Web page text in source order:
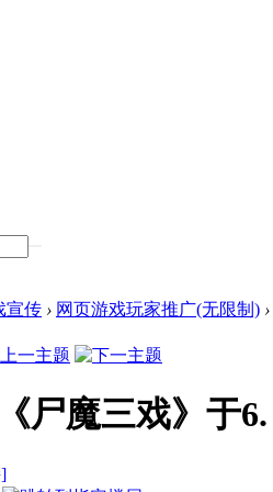
宣传 › 网页游戏玩家推广(无限制) ›
尸魔三戏》于6.